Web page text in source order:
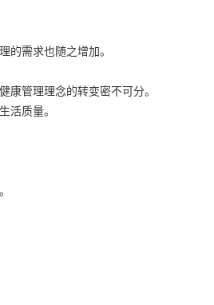
的需求也随之增加。
康管理理念的转变密不可分。
活质量。